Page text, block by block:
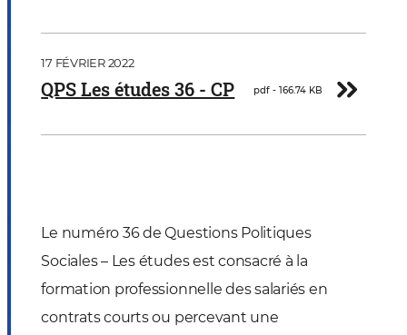
Document
Télécharger
QPS Les études 36 - CP pdf - 166.74 KB
17 FÉVRIER 2022
Le numéro 36 de Questions Politiques
Sociales – Les études est consacré à la
formation professionnelle des salariés en
contrats courts ou percevant une